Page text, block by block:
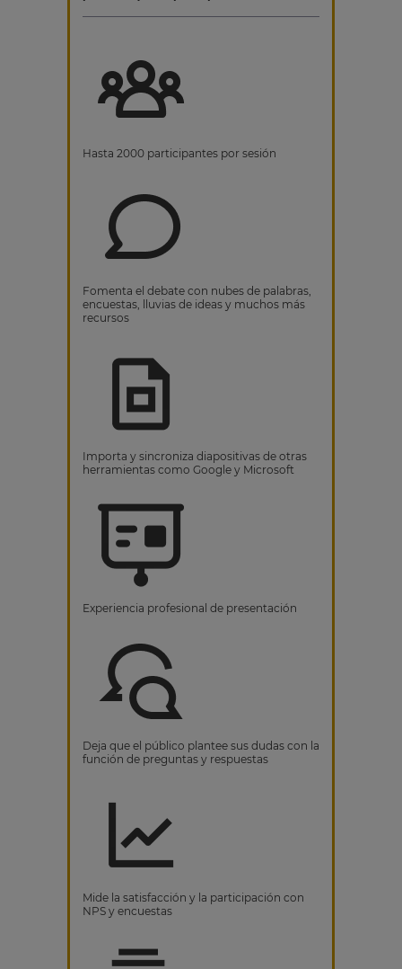
Hasta 2000 participantes por sesión
Fomenta el debate con nubes de palabras,
encuestas, lluvias de ideas y muchos más
recursos
Importa y sincroniza diapositivas de otras
herramientas como Google y Microsoft
Experiencia profesional de presentación
Deja que el público plantee sus dudas con la
función de preguntas y respuestas
Mide la satisfacción y la participación con
NPS y encuestas